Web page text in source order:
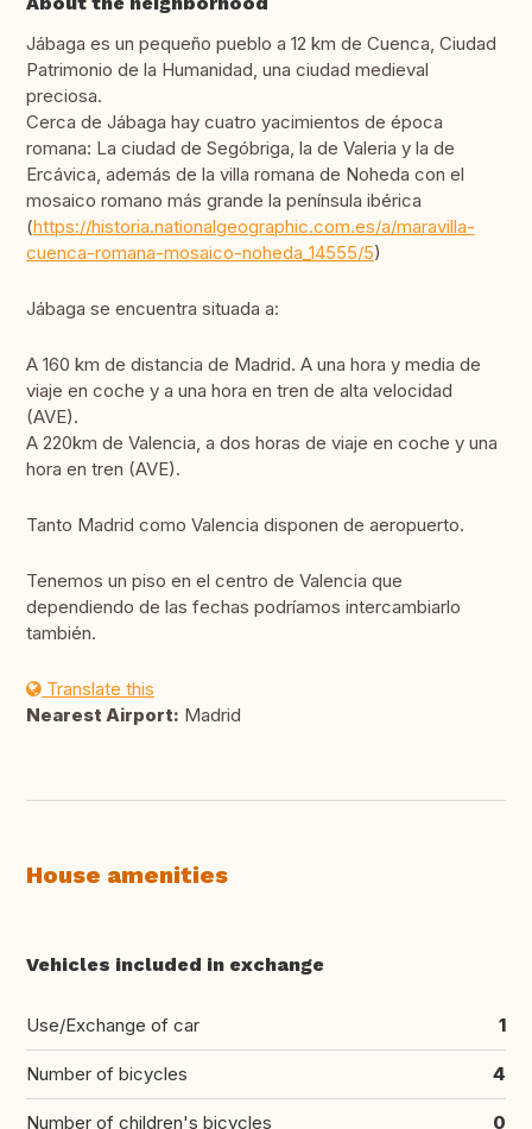
Jábaga es un pequeño pueblo a 12 km de Cuenca, Ciudad
Patrimonio de la Humanidad, una ciudad medieval
preciosa.
Cerca de Jábaga hay cuatro yacimientos de época
romana: La ciudad de Segóbriga, la de Valeria y la de
Ercávica, además de la villa romana de Noheda con el
mosaico romano más grande la península ibérica
(https://historia.nationalgeographic.com.es/a/maravilla-
cuenca-romana-mosaico-noheda_14555/5)
Jábaga se encuentra situada a:
A 160 km de distancia de Madrid. A una hora y media de
viaje en coche y a una hora en tren de alta velocidad
(AVE).
A 220km de Valencia, a dos horas de viaje en coche y una
hora en tren (AVE).
Tanto Madrid como Valencia disponen de aeropuerto.
Tenemos un piso en el centro de Valencia que
dependiendo de las fechas podríamos intercambiarlo
también.
Translate this
Nearest Airport: Madrid
House amenities
Vehicles included in exchange
Use/Exchange of car 1
Number of bicycles 4
Number of children's bicycles 0